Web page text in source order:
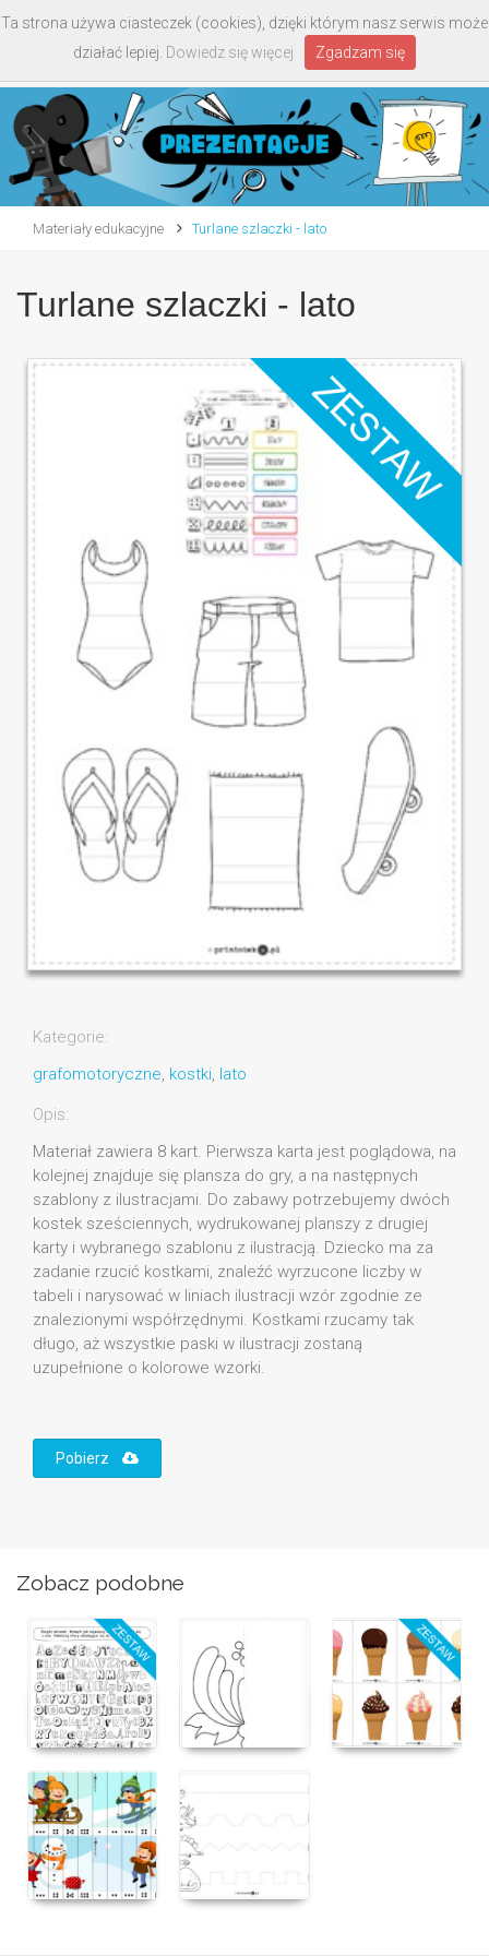
Materiały edukacyjne Turlane szlaczki - lato
Turlane szlaczki - lato
Kategorie:
grafomotoryczne, kostki, lato
Opis:
Materiał zawiera 8 kart. Pierwsza karta jest poglądowa, na
kolejnej znajduje się plansza do gry, a na następnych
szablony z ilustracjami. Do zabawy potrzebujemy dwóch
kostek sześciennych, wydrukowanej planszy z drugiej
karty i wybranego szablonu z ilustracją. Dziecko ma za
zadanie rzucić kostkami, znaleźć wyrzucone liczby w
tabeli i narysować w liniach ilustracji wzór zgodnie ze
znalezionymi współrzędnymi. Kostkami rzucamy tak
długo, aż wszystkie paski w ilustracji zostaną
uzupełnione o kolorowe wzorki.
Pobierz
Zobacz podobne
Ta strona używa ciasteczek (cookies), dzięki którym nasz serwis może
działać lepiej. Dowiedz się więcej Zgadzam się